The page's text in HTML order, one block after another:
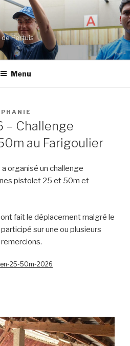
de Pertuis
Menu
Challenge
au Farigoulier
organisé un challenge
pistolet 25 et 50m et
fait le déplacement malgré le
sur une ou plusieurs
25-50m-2026